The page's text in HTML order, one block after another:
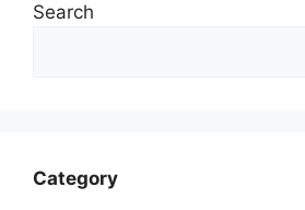
Search
Category